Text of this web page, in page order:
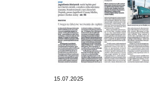
15.07.2025